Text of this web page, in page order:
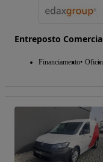
Entreposto
Financiamento